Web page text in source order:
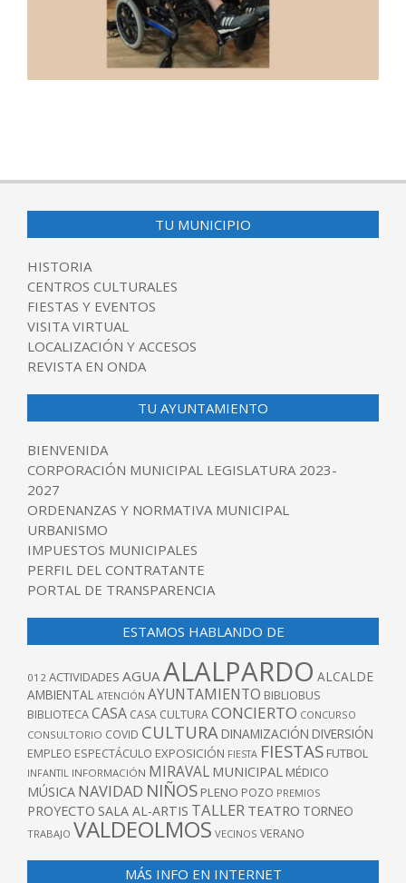
TU MUNICIPIO
HISTORIA
CENTROS CULTURALES
FIESTAS Y EVENTOS
VISITA VIRTUAL
LOCALIZACIÓN Y ACCESOS
REVISTA EN ONDA
TU AYUNTAMIENTO
BIENVENIDA
CORPORACIÓN MUNICIPAL LEGISLATURA 2023-
2027
ORDENANZAS Y NORMATIVA MUNICIPAL
URBANISMO
IMPUESTOS MUNICIPALES
PERFIL DEL CONTRATANTE
PORTAL DE TRANSPARENCIA
ESTAMOS HABLANDO DE
012 ACTIVIDADES AGUA ALALPARDO ALCALDE
AMBIENTAL ATENCIÓN AYUNTAMIENTO BIBLIOBUS
BIBLIOTECACASA CASA CULTURACONCIERTO CONCURSO
CONSULTORIO COVID CULTURA DINAMIZACIÓN DIVERSIÓN
EMPLEO ESPECTÁCULO EXPOSICIÓN FIESTA FIESTAS FUTBOL
INFANTIL INFORMACIÓN MIRAVAL MUNICIPAL MÉDICO
MÚSICA NAVIDAD NIÑOS PLENO POZO PREMIOS
PROYECTO SALA AL-ARTIS TALLER TEATRO TORNEO
TRABAJO VALDEOLMOS VECINOS VERANO
MÁS INFO EN INTERNET